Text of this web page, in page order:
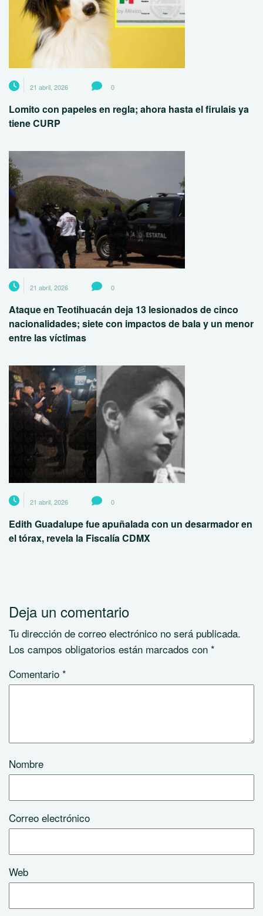
21 abril, 2026 0
Lomito con papeles en regla; ahora hasta el firulais ya
tiene CURP
21 abril, 2026 0
Ataque en Teotihuacán deja 13 lesionados de cinco
nacionalidades; siete con impactos de bala y un menor
entre las víctimas
21 abril, 2026 0
Edith Guadalupe fue apuñalada con un desarmador en
el tórax, revela la Fiscalía CDMX
Deja un comentario
Tu dirección de correo electrónico no será publicada.
Los campos obligatorios están marcados con *
Comentario *
Nombre
Correo electrónico
Web